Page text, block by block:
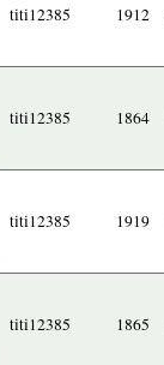
titi12385 1912
titi12385 1864
titi12385 1919
titi12385 1865